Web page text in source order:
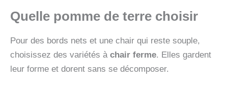
Quelle pomme de terre choisir
Pour des bords nets et une chair qui reste souple,
choisissez des variétés à chair ferme. Elles gardent
leur forme et dorent sans se décomposer.